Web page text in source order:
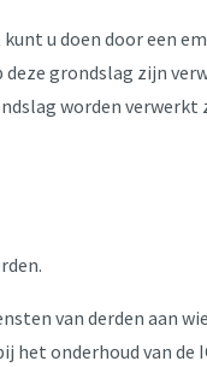
u doen door een
grondslag zijn
worden
van derden aan
onderhoud van de